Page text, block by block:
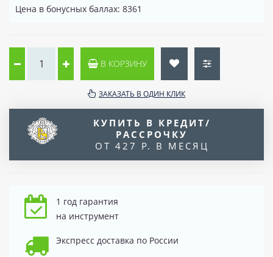
Цена в бонусных баллах: 8361
В КОРЗИНУ
ЗАКАЗАТЬ В ОДИН КЛИК
КУПИТЬ В КРЕДИТ/
РАССРОЧКУ
ОТ 427 Р. В МЕСЯЦ
1 год гарантия
на инструмент
Экспресс доставка по России